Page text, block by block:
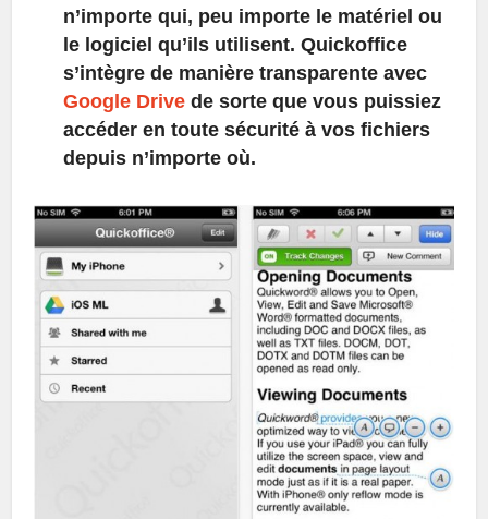
n’importe qui, peu importe le matériel ou
le logiciel qu’ils utilisent. Quickoffice
s’intègre de manière transparente avec
Google Drive de sorte que vous puissiez
accéder en toute sécurité à vos fichiers
depuis n’importe où.